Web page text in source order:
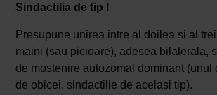
Sindactilia de tip I
Presupune unirea intre al doilea si al
maini (sau picioare), adesea bilaterala,
de mostenire autozomal dominant (unul
de obicei, sindactilie de acelasi tip).